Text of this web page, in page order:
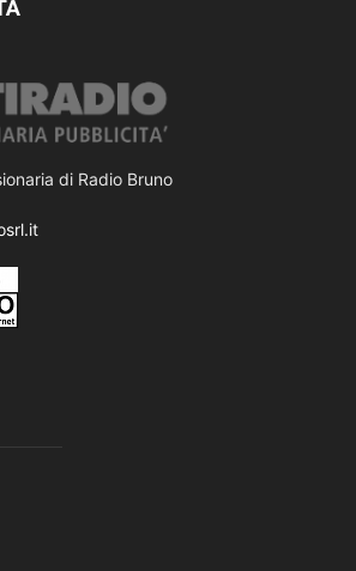
di Radio Bruno